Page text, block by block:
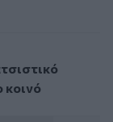
σχόλιο
κοινό